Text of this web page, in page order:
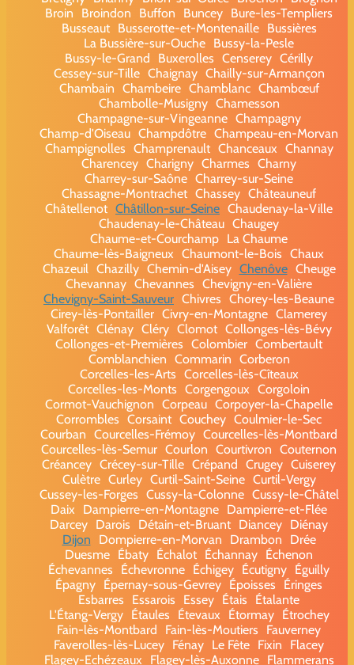
Broin
Broindon Buffon Buncey Bure-les-Templiers
Busseaut
Busserotte-et-Montenaille
Bussières
La Bussière-sur-Ouche Bussy-la-Pesle
Bussy-le-Grand
Buxerolles Censerey Cérilly
Cessey-sur-Tille Chaignay Chailly-sur-Armançon
Chambain Chambeire Chamblanc Chambœuf
Chambolle-Musigny Chamesson
Champagne-sur-Vingeanne Champagny
Champ-d'Oiseau Champdôtre Champeau-en-Morvan
Champignolles Champrenault Chanceaux Channay
Charencey Charigny Charmes Charny
Charrey-sur-Saône Charrey-sur-Seine
Chassagne-Montrachet Chassey Châteauneuf
Châtellenot Châtillon-sur-Seine Chaudenay-la-Ville
Chaudenay-le-Château Chaugey
Chaume-et-Courchamp La Chaume
Chaume-lès-Baigneux Chaumont-le-Bois Chaux
Chazeuil Chazilly Chemin-d'Aisey Chenôve Cheuge
Chevannay Chevannes Chevigny-en-Valière
Chevigny-Saint-Sauveur Chivres Chorey-les-Beaune
Cirey-lès-Pontailler Civry-en-Montagne Clamerey
Valforêt Clénay Cléry Clomot Collonges-lès-Bévy
Collonges-et-Premières Colombier Combertault
Comblanchien Commarin Corberon
Corcelles-les-Arts Corcelles-lès-Cîteaux
Corcelles-les-Monts Corgengoux Corgoloin
Cormot-Vauchignon Corpeau Corpoyer-la-Chapelle
Corrombles Corsaint Couchey Coulmier-le-Sec
Courban Courcelles-Frémoy Courcelles-lès-Montbard
Courcelles-lès-Semur Courlon Courtivron Couternon
Créancey Crécey-sur-Tille Crépand Crugey Cuiserey
Culètre Curley Curtil-Saint-Seine Curtil-Vergy
Cussey-les-Forges Cussy-la-Colonne Cussy-le-Châtel
Daix
Dampierre-en-Montagne Dampierre-et-Flée
Darcey Darois Détain-et-Bruant Diancey Diénay
Dijon
Dompierre-en-Morvan Drambon
Drée
Duesme Ébaty Échalot Échannay Échenon
Échevannes
Échevronne Échigey Écutigny Éguilly
Épagny Épernay-sous-Gevrey Époisses
Éringes
Esbarres
Essarois Essey Étais
Étalante
L'Étang-Vergy
Étaules Étevaux Étormay
Étrochey
Fain-lès-Montbard
Fain-lès-Moutiers
Fauverney
Faverolles-lès-Lucey Fénay Le Fête Fixin
Flacey
Flagey-Echézeaux
Flagey-lès-Auxonne Flammerans